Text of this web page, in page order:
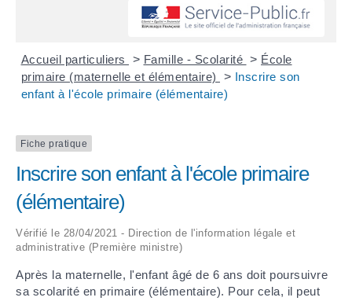
Accueil particuliers > Famille - Scolarité > École
primaire (maternelle et élémentaire)
> Inscrire son
enfant à l'école primaire (élémentaire)
Fiche pratique
Inscrire son enfant à l'école primaire
(élémentaire)
Vérifié le 28/04/2021 - Direction de l'information légale et
administrative (Première ministre)
Après la maternelle, l'enfant âgé de 6 ans doit poursuivre
sa scolarité en primaire (élémentaire). Pour cela, il peut
DECHETS
DECLARATION DE DEMARCHAGE
DOSSIER DE DEMANDE DE SUBVENTION
DEMANDE DE PRÊT DE MATERIEL
FICHE D'ORGANISATION MANIFESTATION
PLAN D'ACTION MUNICIPAL
ARRÊTÉS MUNICIPAUX
DÉLIBÉRATIONS